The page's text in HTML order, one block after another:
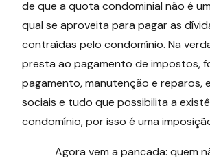
de que a quota condominial não é
qual se aproveita para pagar as
contraídas pelo condomínio. Na
presta ao pagamento de impostos,
pagamento, manutenção e reparos,
sociais e tudo que possibilita a
condomínio, por isso é uma
Agora vem a pancada: quem